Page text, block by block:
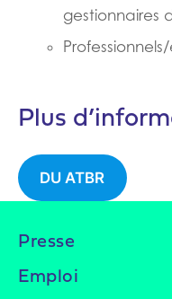
gestionnaires
Plus
DU ATBR
Presse
Emploi